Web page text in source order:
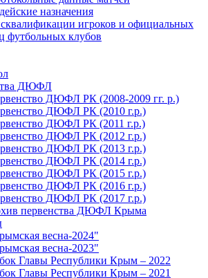
назначения
игроков и официальных
футбольных клубов
ДЮФЛ
ДЮФЛ РК (2008-2009 гг. р.)
ДЮФЛ РК (2010 г.р.)
ДЮФЛ РК (2011 г.р.)
ДЮФЛ РК (2012 г.р.)
ДЮФЛ РК (2013 г.р.)
ДЮФЛ РК (2014 г.р.)
ДЮФЛ РК (2015 г.р.)
ДЮФЛ РК (2016 г.р.)
ДЮФЛ РК (2017 г.р.)
первенства ДЮФЛ Крыма
весна-2024"
весна-2023"
Главы Республики Крым – 2022
Главы Республики Крым – 2021